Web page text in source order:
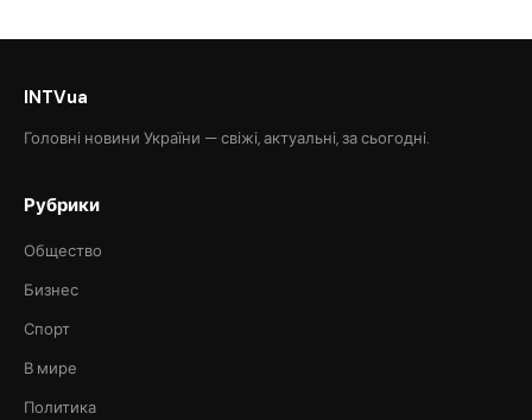
INTVua
Головні новини України — свіжі, актуальні, за сьогодні.
Рубрики
Общество
Бизнес
Спорт
В мире
Политика